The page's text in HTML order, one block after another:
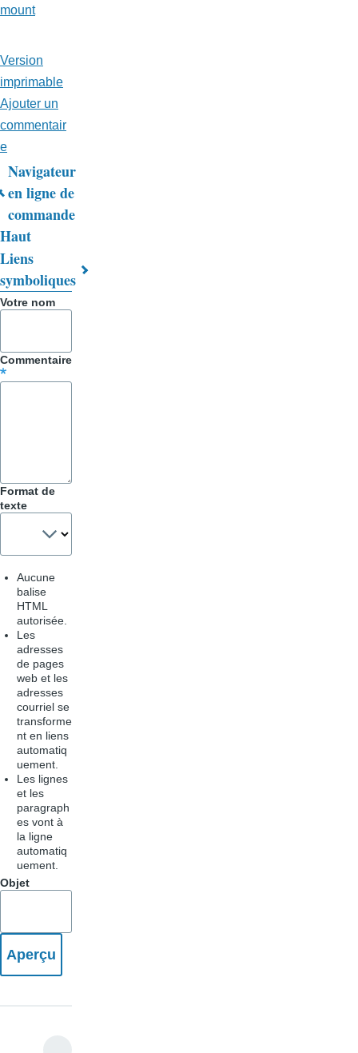
mount
Version
imprimable
Ajouter un
commentair
e
Liens
transversaux
de
livre
pour
&
Navigateur
en ligne de
commande
Haut
Liens
symboliques
Votre nom
Commentaire
Format de
texte
Aucune
balise
HTML
autorisée.
Les
adresses
de pages
web et les
adresses
courriel se
transforme
nt en liens
automatiq
uement.
Les lignes
et les
paragraph
es vont à
la ligne
automatiq
uement.
Objet